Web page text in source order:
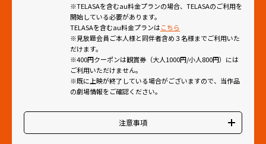
※TELASAを含むau料金プランの場合、TELASAのご利用を
開始している必要があります。
TELASAを含むau料金プランはこちら
※見放題会員ご本人様と同伴者含め３名様までご利用いた
だけます。
※400円クーポンは観賞券（大人1000円/小人800円）には
ご利用いただけません。
※既に上映が終了している場合がございますので、当作品
の劇場情報をご確認ください。
注意事項